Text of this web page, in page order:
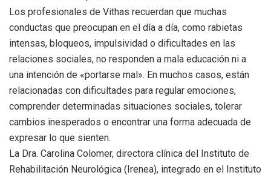
Los profesionales de Vithas recuerdan que muchas
conductas que preocupan en el día a día, como rabietas
intensas, bloqueos, impulsividad o dificultades en las
relaciones sociales, no responden a mala educación ni a
una intención de «portarse mal». En muchos casos, están
relacionadas con dificultades para regular emociones,
comprender determinadas situaciones sociales, tolerar
cambios inesperados o encontrar una forma adecuada de
expresar lo que sienten.
La Dra. Carolina Colomer, directora clínica del Instituto de
Rehabilitación Neurológica (Irenea), integrado en el Instituto